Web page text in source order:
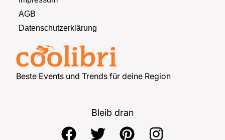
Beste Events und Trends für deine Region
AGB
Datenschutzerklärung
Bleib dran
F
T
P
I